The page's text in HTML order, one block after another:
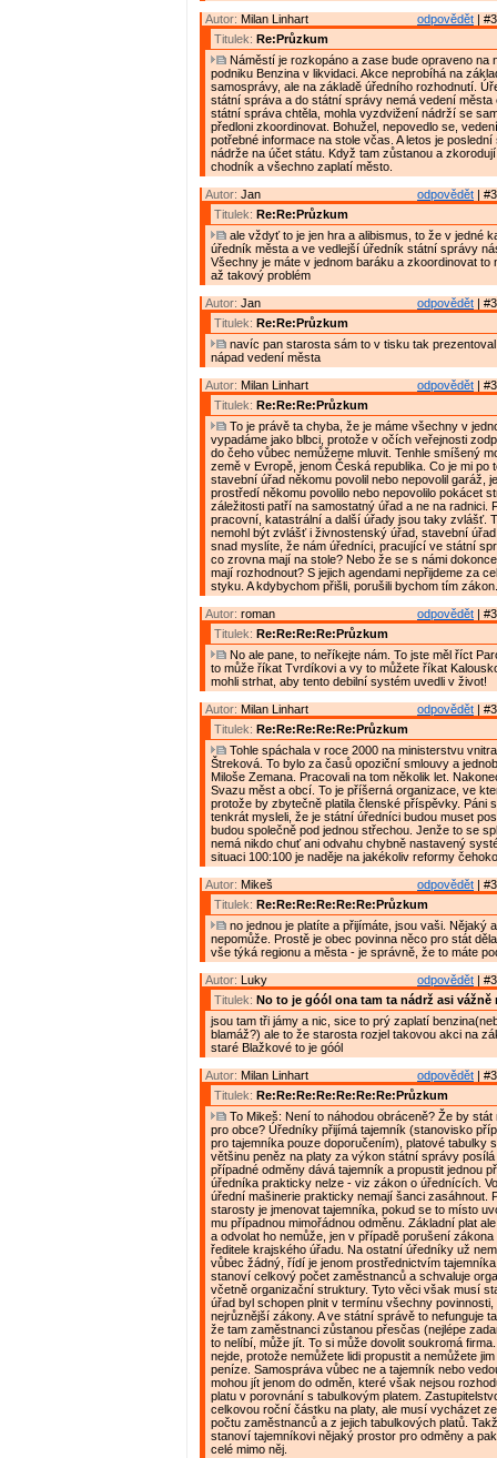
odpovědět |
Autor: Milan Linhart
Titulek: Re:Průzkum
Náměstí je rozkopáno a zase bude opraveno na
podniku Benzina v likvidaci. Akce neprobíhá na
samosprávy, ale na základě úředního rozhodnutí.
státní správa a do státní správy nemá vedení města
státní správa chtěla, mohla vyzdvižení nádrží se
předloni zkoordinovat. Bohužel, nepovedlo se,
potřebné informace na stole včas. A letos je
nádrže na účet státu. Když tam zůstanou a
chodník a všechno zaplatí město.
odpovědět |
Autor: Jan
Titulek: Re:Re:Průzkum
ale vždyť to je jen hra a alibismus, to že v jedné
úředník města a ve vedlejší úředník státní správy
Všechny je máte v jednom baráku a zkoordinovat to
až takový problém
odpovědět |
Autor: Jan
Titulek: Re:Re:Průzkum
navíc pan starosta sám to v tisku tak
nápad vedení města
odpovědět |
Autor: Milan Linhart
Titulek: Re:Re:Re:Průzkum
To je právě ta chyba, že je máme všechny v
vypadáme jako blbci, protože v očích veřejnosti
do čeho vůbec nemůžeme mluvit. Tenhle smíšený
země v Evropě, jenom Česká republika. Co je mi po
stavební úřad někomu povolil nebo nepovolil garáž,
prostředí někomu povolilo nebo nepovolilo pokácet
záležitosti patří na samostatný úřad a ne na radnici.
pracovní, katastrální a další úřady jsou taky zvlášť.
nemohl být zvlášť i živnostenský úřad, stavební
snad myslíte, že nám úředníci, pracující ve státní
co zrovna mají na stole? Nebo že se s námi
mají rozhodnout? S jejich agendami nepřijdeme za
styku. A kdybychom přišli, porušili bychom tím zákon.
odpovědět |
Autor: roman
Titulek: Re:Re:Re:Re:Průzkum
No ale pane, to neříkejte nám. To jste měl říct
to může říkat Tvrdíkovi a vy to můžete říkat
mohli strhat, aby tento debilní systém uvedli v život!
odpovědět |
Autor: Milan Linhart
Titulek: Re:Re:Re:Re:Re:Průzkum
Tohle spáchala v roce 2000 na ministerstvu
Štreková. To bylo za časů opoziční smlouvy a
Miloše Zemana. Pracovali na tom několik let.
Svazu měst a obcí. To je příšerná organizace, ve
protože by zbytečně platila členské příspěvky. Páni
tenkrát mysleli, že je státní úředníci budou muset
budou společně pod jednou střechou. Jenže to se
nemá nikdo chuť ani odvahu chybně nastavený
situaci 100:100 je naděje na jakékoliv reformy
odpovědět |
Autor: Mikeš
Titulek: Re:Re:Re:Re:Re:Re:Průzkum
no jednou je platíte a přijímáte, jsou vaši. Nějaký
nepomůže. Prostě je obec povinna něco pro stát
vše týká regionu a města - je správně, že to máte
odpovědět |
Autor: Luky
Titulek: No to je góól ona tam ta nádrž asi vážně
jsou tam tři jámy a nic, sice to prý zaplatí
blamáž?) ale to že starosta rozjel takovou akci na
staré Blažkové to je góól
odpovědět |
Autor: Milan Linhart
Titulek: Re:Re:Re:Re:Re:Re:Re:Průzkum
To Mikeš: Není to náhodou obráceně? Že by stát
pro obce? Úředníky přijímá tajemník (stanovisko
pro tajemníka pouze doporučením), platové tabulky
většinu peněz na platy za výkon státní správy
případné odměny dává tajemník a propustit jednou
úředníka prakticky nelze - viz zákon o úřednících.
úřední mašinerie prakticky nemají šanci zasáhnout.
starosty je jmenovat tajemníka, pokud se to místo
mu případnou mimořádnou odměnu. Základní plat
a odvolat ho nemůže, jen v případě porušení
ředitele krajského úřadu. Na ostatní úředníky už
vůbec žádný, řídí je jenom prostřednictvím
stanoví celkový počet zaměstnanců a schvaluje
včetně organizační struktury. Tyto věci však musí
úřad byl schopen plnit v termínu všechny
nejrůznější zákony. A ve státní správě to nefunguje
že tam zaměstnanci zůstanou přesčas (nejlépe
to nelíbí, může jít. To si může dovolit soukromá
nejde, protože nemůžete lidi propustit a nemůžete
peníze. Samospráva vůbec ne a tajemník nebo
mohou jít jenom do odměn, které však nejsou
platu v porovnání s tabulkovým platem.
celkovou roční částku na platy, ale musí vycházet
počtu zaměstnanců a z jejich tabulkových platů.
stanoví tajemníkovi nějaký prostor pro odměny a
celé mimo něj.